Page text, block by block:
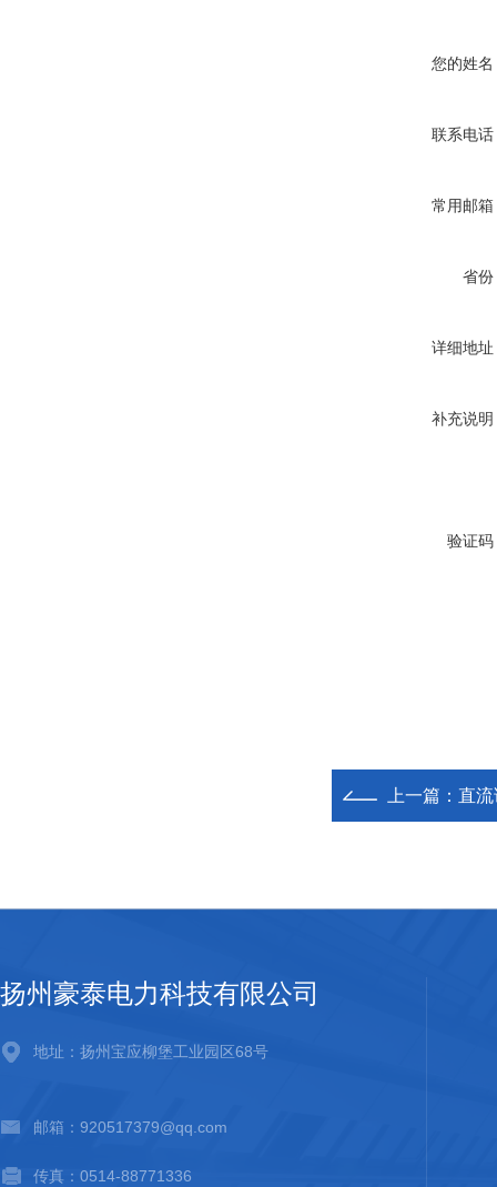
您的姓名
联系电话
常用邮箱
省份
详细地址
补充说明
验证码
上一篇： 直
扬州豪泰电力科技有限公司
地址：扬州宝应柳堡工业园区68号
邮箱：920517379@qq.com
传真：0514-88771336